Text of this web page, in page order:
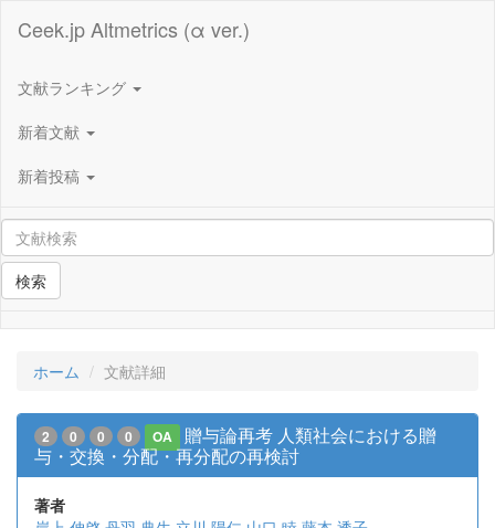
Ceek.jp Altmetrics (α ver.)
文献ランキング
新着文献
新着投稿
検索
ホーム 文献詳細
2 0 0 0 OA
贈与論再考 人類社会における贈
与・交換・分配・再分配の再検討
著者